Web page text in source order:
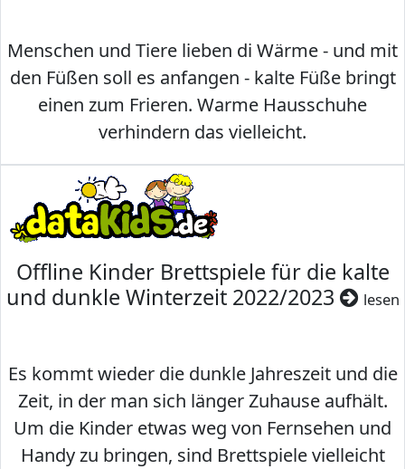
Menschen und Tiere lieben di Wärme - und mit
den Füßen soll es anfangen - kalte Füße bringt
einen zum Frieren. Warme Hausschuhe
verhindern das vielleicht.
Offline Kinder Brettspiele für die kalte
und dunkle Winterzeit 2022/2023
lesen
Es kommt wieder die dunkle Jahreszeit und die
Zeit, in der man sich länger Zuhause aufhält.
Um die Kinder etwas weg von Fernsehen und
Handy zu bringen, sind Brettspiele vielleicht